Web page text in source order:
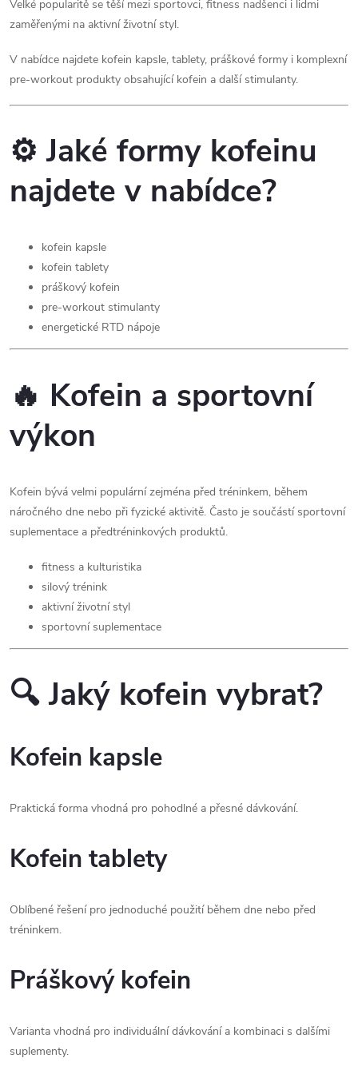
v
k
y
ý
p
Velké popularitě se těší mezi sportovci, fitness nadšenci i lidmi
zaměřenými na aktivní životní styl.
V nabídce najdete kofein kapsle, tablety, práškové formy i komplexní
pre-workout produkty obsahující kofein a další stimulanty.
⚙️ Jaké formy kofeinu
najdete v nabídce?
kofein kapsle
kofein tablety
práškový kofein
pre-workout stimulanty
energetické RTD nápoje
🔥 Kofein a sportovní
výkon
Kofein bývá velmi populární zejména před tréninkem, během
náročného dne nebo při fyzické aktivitě. Často je součástí sportovní
suplementace a předtréninkových produktů.
fitness a kulturistika
silový trénink
aktivní životní styl
sportovní suplementace
🔍 Jaký kofein vybrat?
Kofein kapsle
Praktická forma vhodná pro pohodlné a přesné dávkování.
Kofein tablety
Oblíbené řešení pro jednoduché použití během dne nebo před
tréninkem.
Práškový kofein
Varianta vhodná pro individuální dávkování a kombinaci s dalšími
suplementy.